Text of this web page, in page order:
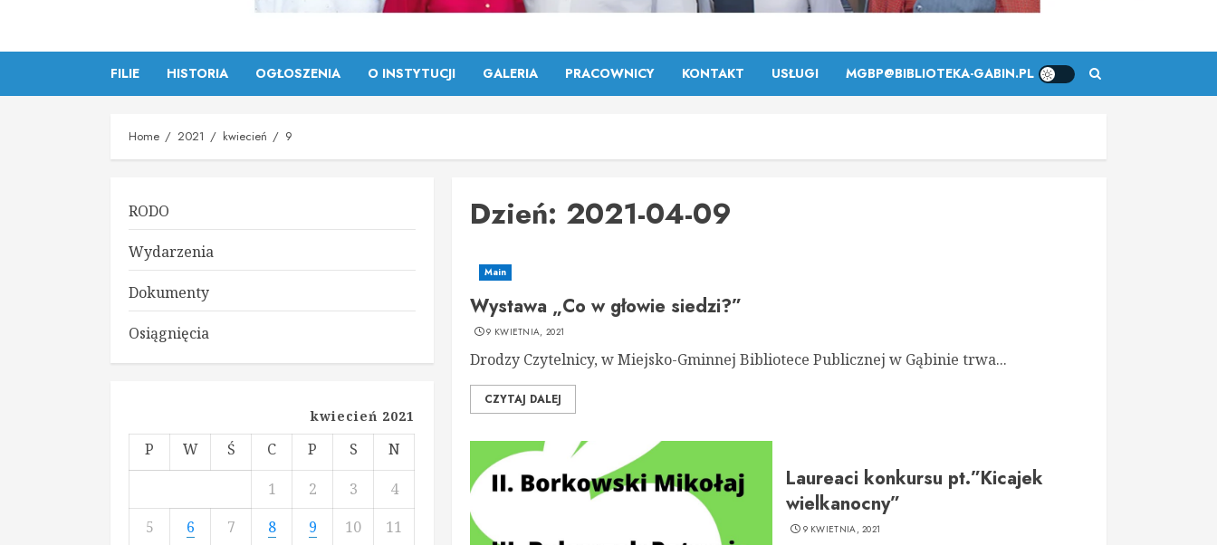
FILIE HISTORIA OGŁOSZENIA O INSTYTUCJI GALERIA PRACOWNICY KONTAKT USŁUGI MGBP@BIBLIOTEKA-GABIN.PL
Home 2021 kwiecień 9
Dzień: 2021-04-09
Main
Wystawa „Co w głowie siedzi?”
9 KWIETNIA, 2021
Drodzy Czytelnicy, w Miejsko-Gminnej Bibliotece Publicznej w Gąbinie trwa...
CZYTAJ DALEJ
Laureaci konkursu pt.”Kicajek
wielkanocny”
9 KWIETNIA, 2021
RODO
Wydarzenia
Dokumenty
Osiągnięcia
kwiecień 2021
P W Ś C P S
N
1
2 3
4
5
6 7 8 9 10
11